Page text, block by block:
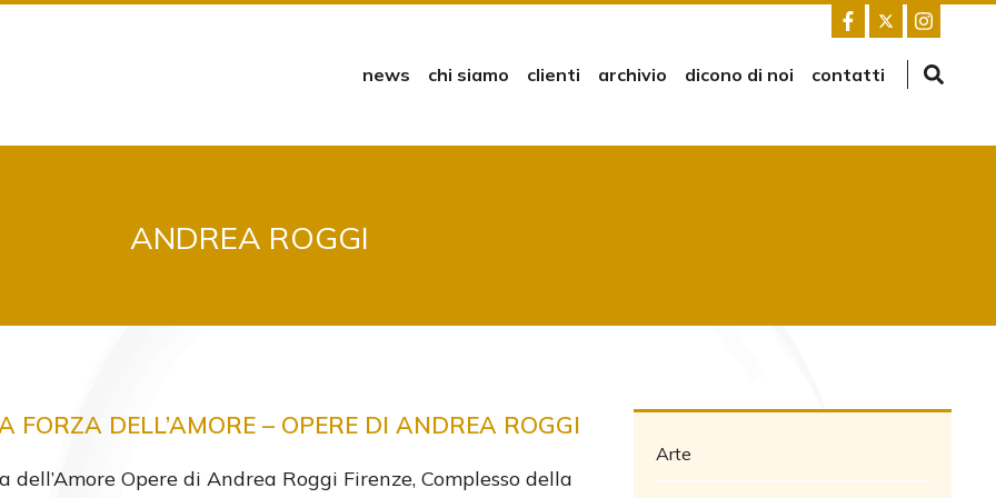
news chi siamo clienti archivio dicono di noi contatti
ANDREA ROGGI
FORZA DELL’AMORE – OPERE DI ANDREA ROGGI
dell’Amore Opere di Andrea Roggi Firenze, Complesso della
Arte